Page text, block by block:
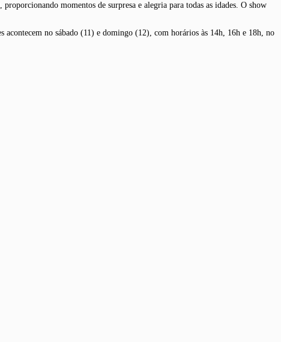
momentos de surpresa e alegria para todas as idades. O show
acontecem no sábado (11) e domingo (12), com horários às 14h, 16h e 18h, no